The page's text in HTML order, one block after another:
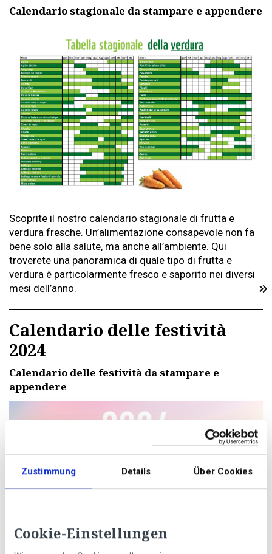
Zustimmung Details Über Cookies
Cookie-Einstellungen
Calendario stagionale da stampare e appendere
Scoprite il nostro calendario stagionale di frutta e
verdura fresche. Un’alimentazione consapevole non fa
bene solo alla salute, ma anche all’ambiente. Qui
troverete una panoramica di quale tipo di frutta e
verdura è particolarmente fresco e saporito nei diversi
mesi dell’anno.
Calendario delle festività
2024
Calendario delle festività da stampare e
appendere